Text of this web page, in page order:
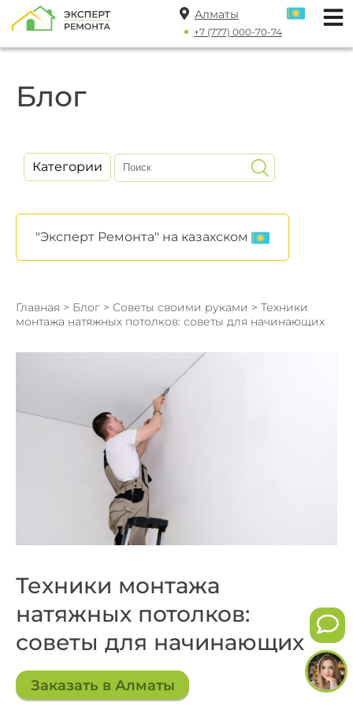
Алматы
+7 (777) 000-70-74
Блог
Категории
"Эксперт Ремонта" на казахском
Главная > Блог > Советы своими руками > Техники
монтажа натяжных потолков: советы для начинающих
Техники монтажа
натяжных потолков:
советы для начинающих
Заказать в Алматы